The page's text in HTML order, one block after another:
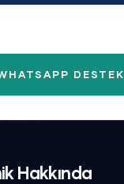
DESTEK
Hakkında